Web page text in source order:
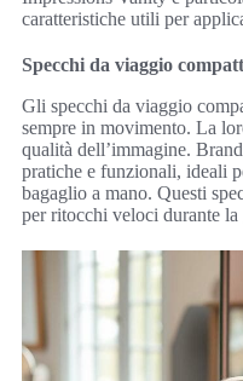
caratteristiche utili per
Specchi da viaggio
Gli specchi da viaggio
sempre in movimento. La
qualità dell’immagine.
pratiche e funzionali, ideali
bagaglio a mano. Questi
per ritocchi veloci durante la